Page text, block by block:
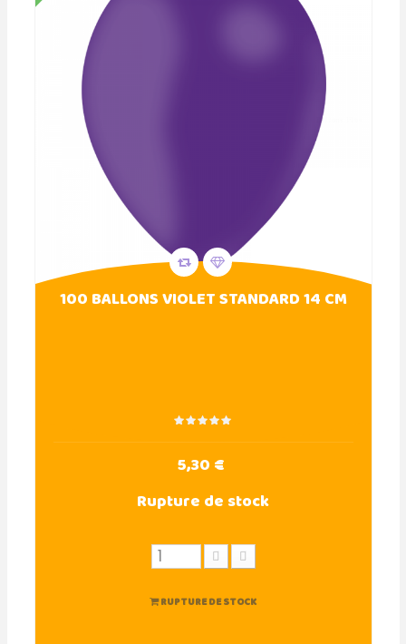
100 BALLONS VIOLET STANDARD 14 CM
5,30 €
Rupture de stock
RUPTURE DE STOCK